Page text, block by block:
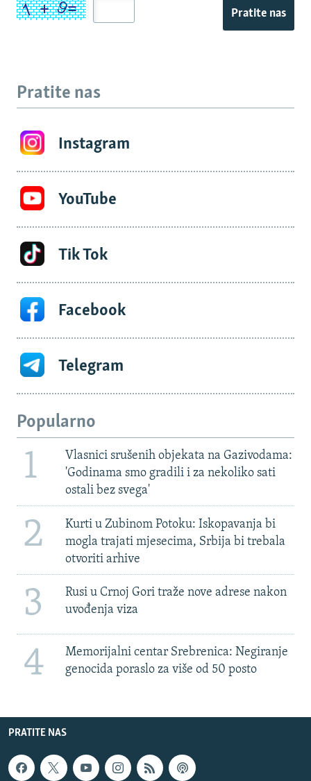
Pratite nas
Pratite nas
Instagram
YouTube
Tik Tok
Facebook
Telegram
Popularno
1
Vlasnici srušenih objekata na Gazivodama:
'Godinama smo gradili i za nekoliko sati
ostali bez svega'
2
Kurti u Zubinom Potoku: Iskopavanja bi
mogla trajati mjesecima, Srbija bi trebala
otvoriti arhive
3
Rusi u Crnoj Gori traže nove adrese nakon
uvođenja viza
4
Memorijalni centar Srebrenica: Negiranje
genocida poraslo za više od 50 posto
PRATITE NAS